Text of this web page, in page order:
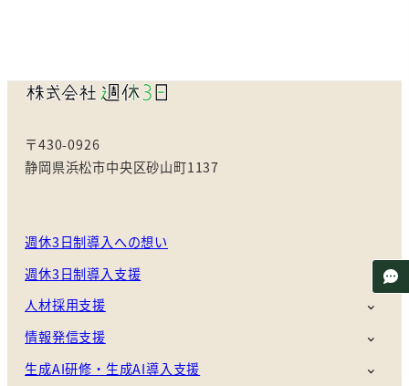
〒430-0926
静岡県浜松市中央区砂山町1137
週休3日制導入への想い
週休3日制導入支援
人材採用支援
情報発信支援
生成AI研修・生成AI導入支援